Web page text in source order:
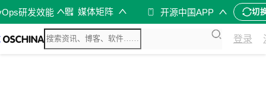
研发效能 媒体矩阵 开源中国APP 切
登录